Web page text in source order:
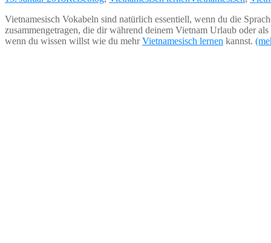
Vietnamesisch Vokabeln sind natürlich essentiell, wenn du die
zusammengetragen, die dir während deinem Vietnam Urlaub oder
wenn du wissen willst wie du mehrVietnamesisch lernen kannst.